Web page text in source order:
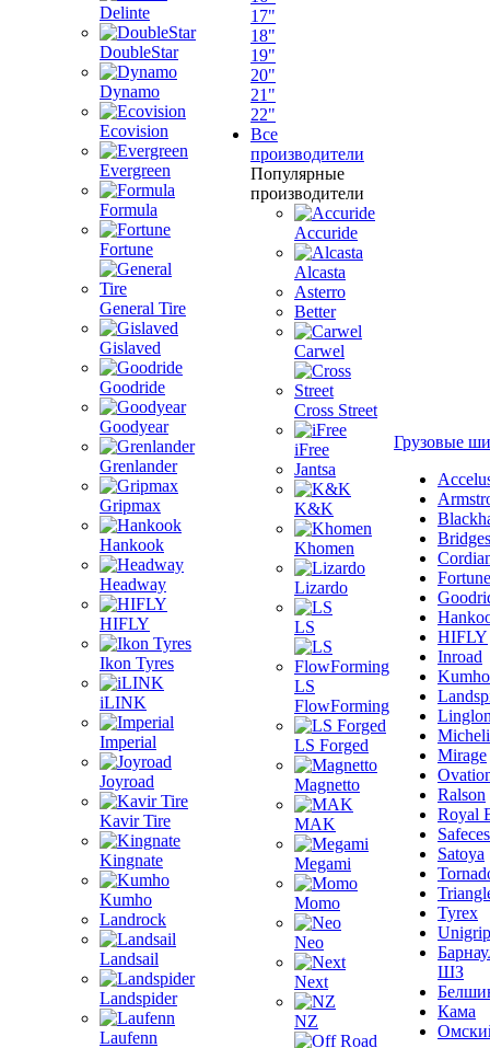
Delinte
DoubleStar
Dynamo
Ecovision
Evergreen
Formula
Fortune
General Tire
Gislaved
Goodride
Goodyear
Grenlander
Gripmax
Hankook
Headway
HIFLY
Ikon Tyres
iLINK
Imperial
Joyroad
Kavir Tire
Kingnate
Kumho
Landrock
Landsail
Landspider
Laufenn
17"
18"
19"
20"
21"
22"
Все
производители
Популярные
производители
Accuride
Alcasta
Asterro
Better
Carwel
Cross Street
iFree
Jantsa
K&K
Khomen
Lizardo
LS
LS
FlowForming
LS Forged
Magnetto
MAK
Megami
Momo
Neo
Next
NZ
Грузовые
Fortune
HIFLY
Inroad
Kumho
Mirage
Ralson
Royal
Satoya
Tyrex
Unigrip
ШЗ
Кама